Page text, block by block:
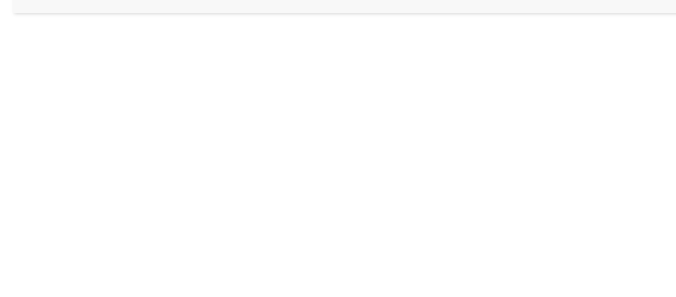
آموزش، اعتبارسنجی و آزمون معادل 82/0، 81/0 و 68/0 بهترین عملکرد بهینه‌سازی ساختار را نشان می‌دهد. فاصله از جاده‌ها، هدایت الکتریکی و